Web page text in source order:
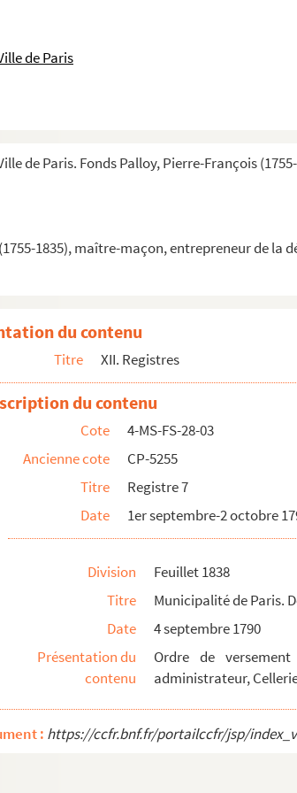
de Paris
de Paris. Fonds Palloy, Pierre-François
1835), maître-maçon, entrepreneur de la
nationale au nombre de 600 des plus
du modèle de la Bastille à l'assemblé nationale
Vandermarck confirme que la somme de 6000
publics
de la ville et comptabilité
Saint-Léon, directeur général du Trésor royal
ordre de Cellerier malgré leur détention en l'hôtel de
de la Bastille
publics
Barré
en lui envoyant une pierre des cachots
que j'ai faite aux 48 sections : à ce moment il n'y
des sections de la capitale
du contenu
Titre XII. Registres
du contenu
Cote
4-MS-FS-28-03
Ancienne cote
CP-5255
Titre
Registre 7
Date
1er septembre-2 octobre
Division
Feuillet 1838
Titre
Municipalité de Paris.
Date
4 septembre 1790
Présentation du
contenu
Ordre de
administrateur,
: https://ccfr.bnf.fr/portailccfr/jsp/